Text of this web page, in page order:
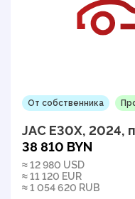
От собственника
JAC E30X, 2024,
38 810 BYN
≈ 12 980 USD
≈ 11 120 EUR
≈ 1 054 620 RUB